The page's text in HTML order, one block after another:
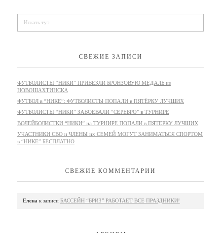
СВЕЖИЕ ЗАПИСИ
ФУТБОЛИСТЫ “НИКИ” ПРИВЕЗЛИ БРОНЗОВУЮ МЕДАЛЬ из
НОВОШАХТИНСКА
ФУТБОЛ в “НИКЕ”: ФУТБОЛИСТЫ ПОПАЛИ в ПЯТЁРКУ ЛУЧШИХ
ФУТБОЛИСТЫ “НИКИ” ЗАВОЕВАЛИ “СЕРЕБРО” в ТУРНИРЕ
ВОЛЕЙБОЛИСТКИ “НИКИ” на ТУРНИРЕ ПОПАЛИ в ПЯТЕРКУ ЛУЧШИХ
УЧАСТНИКИ СВО и ЧЛЕНЫ их СЕМЕЙ МОГУТ ЗАНИМАТЬСЯ СПОРТОМ
в “НИКЕ” БЕСПЛАТНО
СВЕЖИЕ КОММЕНТАРИИ
Елена к записи БАССЕЙН “БРИЗ” РАБОТАЕТ ВСЕ ПРАЗДНИКИ!